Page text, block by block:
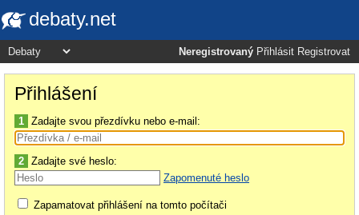
debaty.net
Neregistrovaný Přihlásit Registrovat
Přihlášení
1 Zadajte svou přezdívku nebo e-mail:
2 Zadajte své heslo:
Zapomenuté heslo
Zapamatovat přihlášení na tomto počítači